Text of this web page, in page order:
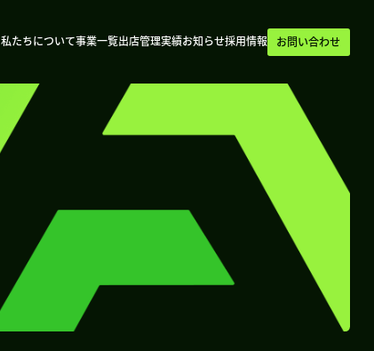
私たちについて事業一覧出店管理実績お知らせ採用情報 お問い合わせ